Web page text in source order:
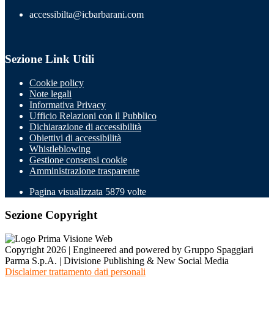
accessibilta@icbarbarani.com
Sezione Link Utili
Cookie policy
Note legali
Informativa Privacy
Ufficio Relazioni con il Pubblico
Dichiarazione di accessibilità
Obiettivi di accessibilità
Whistleblowing
Gestione consensi cookie
Amministrazione trasparente
Pagina visualizzata 5879 volte
Sezione Copyright
Copyright 2026 | Engineered and powered by Gruppo Spaggiari
Parma S.p.A. | Divisione Publishing & New Social Media
Disclaimer trattamento dati personali